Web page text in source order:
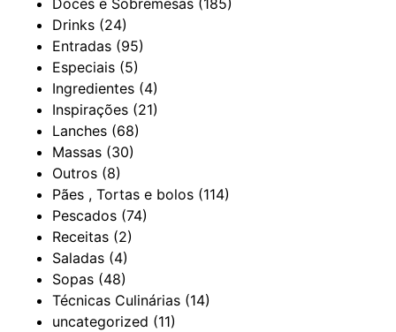
Doces e Sobremesas (185)
Drinks (24)
Entradas (95)
Especiais (5)
Ingredientes (4)
Inspirações (21)
Lanches (68)
Massas (30)
Outros (8)
Pães , Tortas e bolos (114)
Pescados (74)
Receitas (2)
Saladas (4)
Sopas (48)
Técnicas Culinárias (14)
uncategorized (11)